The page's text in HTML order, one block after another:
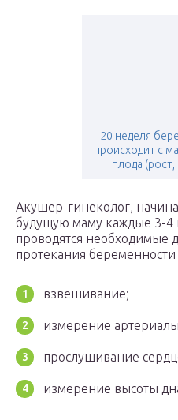
20 неделя
происходит с
плода
Акушер-гинеколог,
будущую маму каждые 3-4
проводятся необходимые
протекания
взвешивание;
измерение
прослушивание
измерение высоты